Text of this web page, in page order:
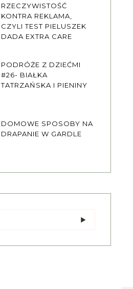
RZECZYWISTOŚĆ
KONTRA REKLAMA,
CZYLI TEST PIELUSZEK
DADA EXTRA CARE
PODRÓŻE Z DZIEĆMI
#26- BIAŁKA
TATRZAŃSKA I PIENINY
DOMOWE SPOSOBY NA
DRAPANIE W GARDLE